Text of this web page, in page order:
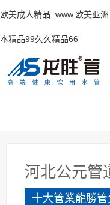
欧美成人精品_www.欧美亚
本精品99久久精品66
河北公元管
十大管業龍勝